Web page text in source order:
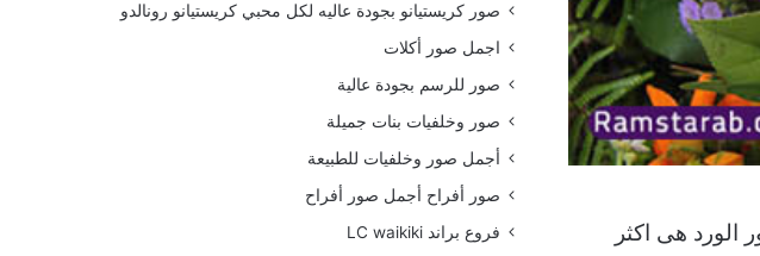
هى اكثر
صور كريستيانو بجودة عاليه لكل محبي كريستيانو رونالدو
اجمل صور أكلات
صور للرسم بجودة عالية
صور وخلفيات بنات جميلة
أجمل صور وخلفيات للطبيعة
صور أفراح أجمل صور أفراح
فروع براند LC waikiki